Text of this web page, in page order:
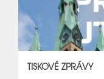
TISKOVÉ ZPRÁVY